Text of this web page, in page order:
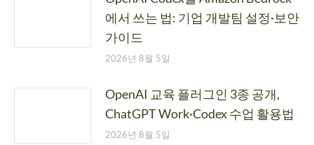
에서 쓰는 법: 기업 개발팀 설정·보안
가이드
2026년 8월 5일
OpenAI 교육 플러그인 3종 공개,
ChatGPT Work·Codex 수업 활용법
2026년 8월 5일